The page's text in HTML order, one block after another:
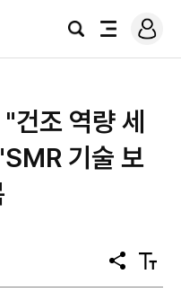
검
전
로
그
조 역량 세
기술 보
공
유
텍
스